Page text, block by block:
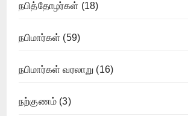
நபித்தோழர்கள் (18)
நபிமார்கள் (59)
நபிமார்கள் வரலாறு (16)
நற்குணம் (3)